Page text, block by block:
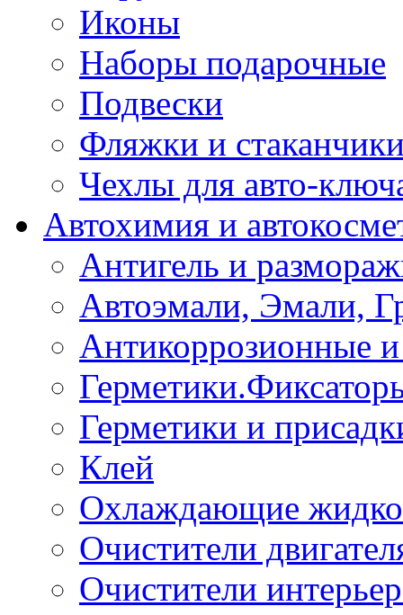
Иконы
Наборы подарочные
Подвески
Фляжки и
Чехлы для авто-
Автохимия и
Антигель и
Автоэмали, Эмали,
Антикоррозионные
Герметики и
Клей
Охлаждающие
Очистители
Очистители